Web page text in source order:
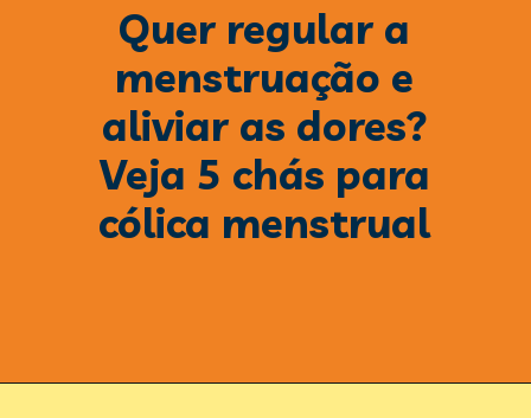
Quer regular a
menstruação e
aliviar as dores?
Veja 5 chás para
cólica menstrual